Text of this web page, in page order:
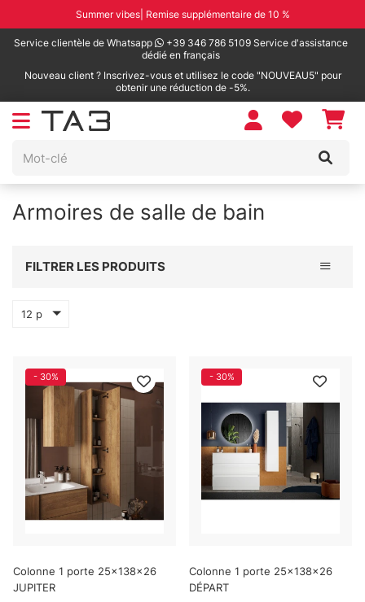
Summer vibes| Remise supplémentaire de 10 %
Service clientèle de Whatsapp
+39 346 786 5109 Service d'assistance
dédié en français
Nouveau client ? Inscrivez-vous et utilisez le code "NOUVEAU5" pour
obtenir une réduction de -5%.
Armoires de salle de bain
Toggle
FILTRER LES PRODUITS
12 p
- 30%
Colonne 1 porte 25x138x26
JUPITER
- 30%
Colonne 1 porte 25x138x26
DÉPART